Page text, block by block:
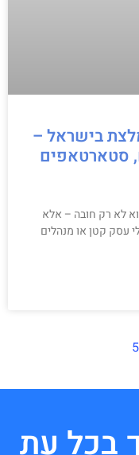
בישראל –
סטארטאפים
לא רק חובה – אלא
עסק קטן או מנהלים
5
בכל עת